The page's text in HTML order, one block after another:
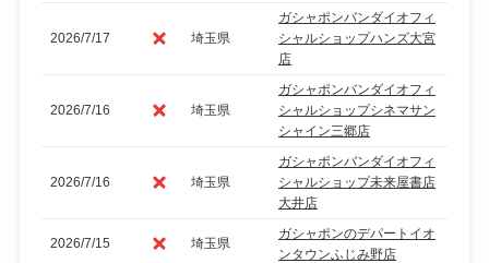
2026/7/17 埼玉県
ガシャポンバンダイオフィ
シャルショップハンズ大宮
店
2026/7/16 埼玉県
ガシャポンバンダイオフィ
シャルショップシネマサン
シャイン三郷店
2026/7/16 埼玉県
ガシャポンバンダイオフィ
シャルショップ未来屋書店
大井店
2026/7/15 埼玉県
ガシャポンのデパートイオ
ンタウンふじみ野店